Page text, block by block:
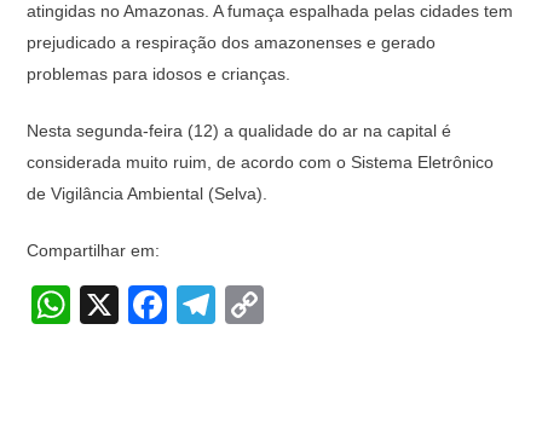
atingidas no Amazonas. A fumaça espalhada pelas cidades tem
prejudicado a respiração dos amazonenses e gerado
problemas para idosos e crianças.
Nesta segunda-feira (12) a qualidade do ar na capital é
considerada muito ruim, de acordo com o Sistema Eletrônico
de Vigilância Ambiental (Selva).
Compartilhar em:
W
X
F
T